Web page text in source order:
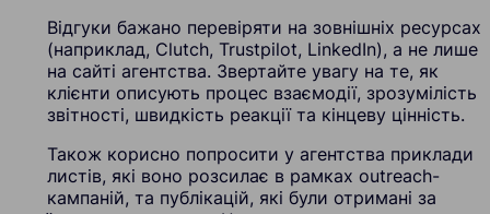
Відгуки бажано перевіряти на зовнішніх ресурсах
(наприклад, Clutch, Trustpilot, LinkedIn), а не лише
на сайті агентства. Звертайте увагу на те, як
клієнти описують процес взаємодії, зрозумілість
звітності, швидкість реакції та кінцеву цінність.
Також корисно попросити у агентства приклади
листів, які воно розсилає в рамках outreach-
кампаній, та публікацій, які були отримані за